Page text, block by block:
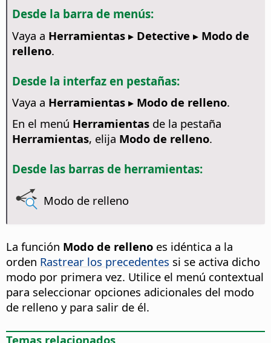
Desde la barra de menús:
Vaya a Herramientas ▸ Detective ▸ Modo de
relleno.
Desde la interfaz en pestañas:
Vaya a Herramientas ▸ Modo de relleno.
En el menú Herramientasde la pestaña
Herramientas, elija Modo de relleno.
Desde las barras de herramientas:
Modo de relleno
La función Modo de relleno es idéntica a la
orden Rastrear los precedentes si se activa dicho
modo por primera vez. Utilice el menú contextual
para seleccionar opciones adicionales del modo
de relleno y para salir de él.
Temas relacionados